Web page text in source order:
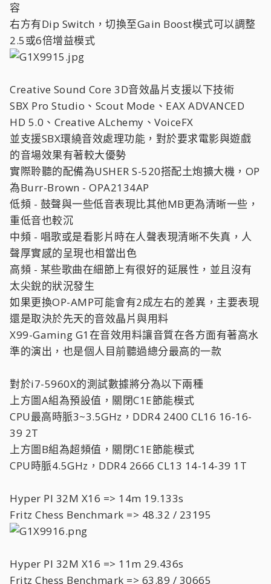
容
右方有Dip Switch，切換至Gain Boost模式可以調整
2.5或6倍增益模式
Creative Sound Core 3D音效晶片支援以下技術
SBX Pro Studio、Scout Mode、EAX ADVANCED
HD 5.0、Creative ALchemy、VoiceFX
並支援SBX環繞音效處理功能，對於要求電影與遊戲
的音場效果有著較大優勢
實際聆聽的配備為USHER S-520搭配土炮擴大機，OP
為Burr-Brown - OPA2134AP
低頻 - 鼓聲與一些低音表現比其他MB更為清晰一些，
重低音也較沉
中頻 - 唱歌或是看影片時在人聲表現清晰不失真，人
聲厚實感的呈現也相當出色
高頻 - 某些歌曲在細節上有很好的延展性，並且沒有
太尖銳的狀況發生
如果更換OP-AMP可能會有2成左右的差異，主要表現
還是取決於先天的音效晶片與用料
X99-Gaming G1在音效用料讓音質在各方面有著高水
準的演出，也是個人目前聽過總分最高的一款
對於i7-5960X的測試數據將分為以下兩種
上方圖A組為預設值，關閉C1E節能模式
CPU最高時脈3~3.5GHz，DDR4 2400 CL16 16-16-
39 2T
上方圖B組為超頻值，關閉C1E節能模式
CPU時脈4.5GHz，DDR4 2666 CL13 14-14-39 1T
Hyper PI 32M X16 => 14m 19.133s
Fritz Chess Benchmark => 48.32 / 23195
Hyper PI 32M X16 => 11m 29.436s
Fritz Chess Benchmark => 63.89 / 30665